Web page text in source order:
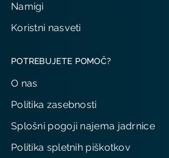
Namigi
Koristni nasveti
POTREBUJETE POMOČ?
O nas
Politika zasebnosti
Splošni pogoji najema jadrnice
Politika spletnih piškotkov